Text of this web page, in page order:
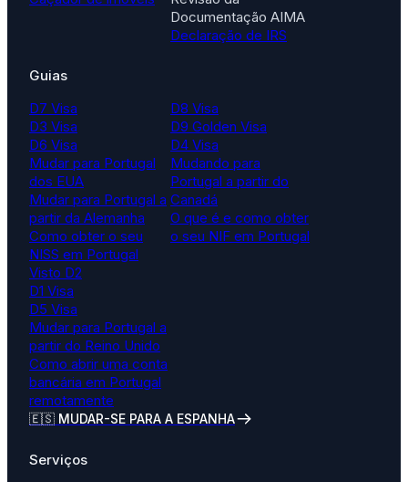
Documentação AIMA
Declaração de IRS
Guias
D7 Visa
D3 Visa
D6 Visa
Mudar para Portugal
dos EUA
Mudar para Portugal a
partir da Alemanha
Como obter o seu
NISS em Portugal
D8 Visa
D9 Golden Visa
D4 Visa
Mudando para
Portugal a partir do
Canadá
O que é e como obter
o seu NIF em Portugal
Visto D2
D1 Visa
D5 Visa
Mudar para Portugal a
partir do Reino Unido
Como abrir uma conta
bancária em Portugal
remotamente
🇪🇸 MUDAR-SE PARA A ESPANHA
Serviços